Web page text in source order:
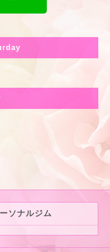
ソナルジム